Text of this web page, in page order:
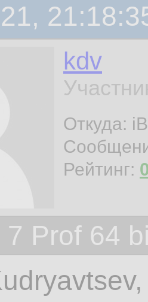
kdv
Откуда:
Рейтинг:
7 Prof 64